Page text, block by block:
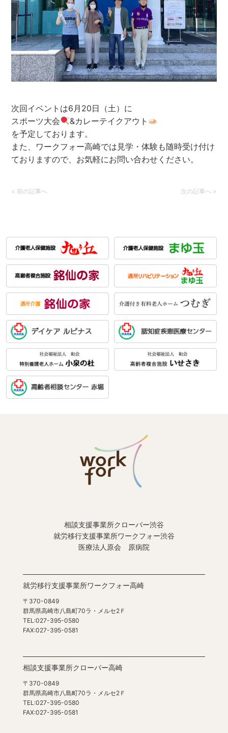
次回イベントは6月20日（土）に
スポーツ大会
&カレーテイクアウト
を予定しております。
また、ワークフォー高崎では見学・体験も随時受け付け
ておりますので、お気軽にお問い合わせください。
<前の記事へ 次の記事へ >
相談支援事業所クローバー渋谷
就労移行支援事業所ワークフォー渋谷
医療法人原会 原病院
就労移行支援事業所ワークフォー高崎
〒370-0849
群馬県高崎市八島町70ラ・メルセ2Ｆ
TEL:027-395-0580
FAX:027-395-0581
相談支援事業所クローバー高崎
〒370-0849
群馬県高崎市八島町70ラ・メルセ2Ｆ
TEL:027-395-0580
FAX:027-395-0581